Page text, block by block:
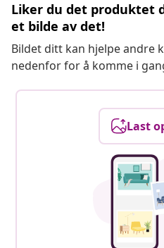
Liker du det produktet
et bilde av det!
Bildet ditt kan hjelpe andre
nedenfor for å komme i
Last